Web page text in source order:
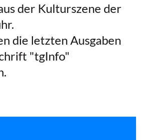
der Kulturszene der
die letzten Ausgaben
"tgInfo"